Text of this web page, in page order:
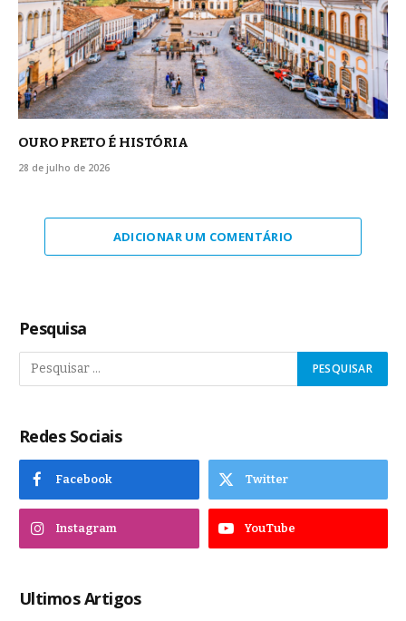
OURO PRETO É HISTÓRIA
28 de julho de 2026
ADICIONAR UM COMENTÁRIO
Pesquisa
Redes Sociais
Facebook Twitter
Instagram YouTube
Ultimos Artigos